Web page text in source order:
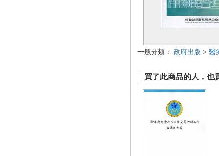
一般分類： 政府出版 > 醫
買了此商品的人，也